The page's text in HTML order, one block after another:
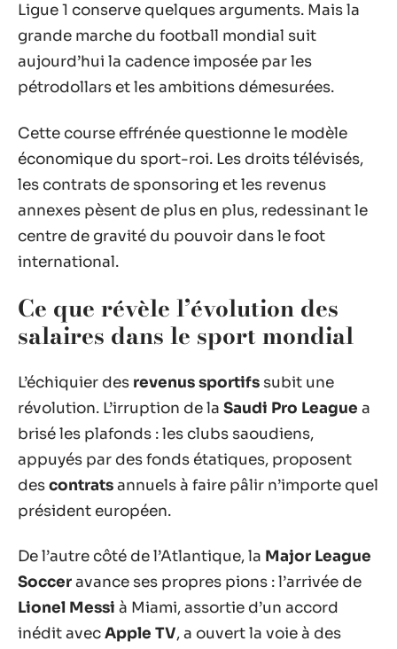
Ligue 1 conserve quelques arguments. Mais la
grande marche du football mondial suit
aujourd’hui la cadence imposée par les
pétrodollars et les ambitions démesurées.
Cette course effrénée questionne le modèle
économique du sport-roi. Les droits télévisés,
les contrats de sponsoring et les revenus
annexes pèsent de plus en plus, redessinant le
centre de gravité du pouvoir dans le foot
international.
Ce que révèle l’évolution des
salaires dans le sport mondial
L’échiquier des revenus sportifs subit une
révolution. L’irruption de la Saudi Pro League a
brisé les plafonds : les clubs saoudiens,
appuyés par des fonds étatiques, proposent
descontratsannuels à faire pâlir n’importe quel
président européen.
De l’autre côté de l’Atlantique, la Major League
Socceravance ses propres pions : l’arrivée de
Lionel Messi à Miami, assortie d’un accord
inédit avecApple TV, a ouvert la voie à des